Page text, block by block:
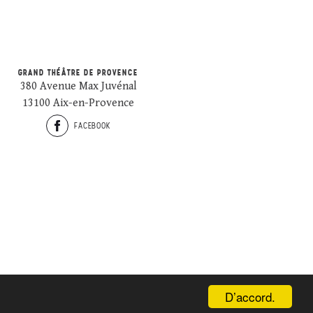
D’accord.
GRAND THÉÂTRE DE PROVENCE
380 Avenue Max Juvénal
13100 Aix-en-Provence
FACEBOOK